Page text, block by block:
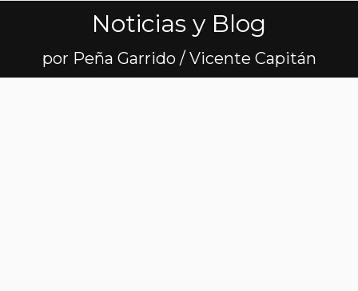
Noticias y Blog
por Peña Garrido / Vicente Capitán
Estás aquí: